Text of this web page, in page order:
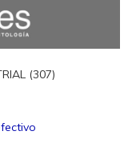
(307)